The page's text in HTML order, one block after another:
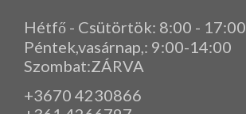
Hétfő - Csütörtök: 8:00 - 17:00
Péntek,vasárnap, : 9:00-14:00
Szombat:ZÁRVA
+3670 4230866